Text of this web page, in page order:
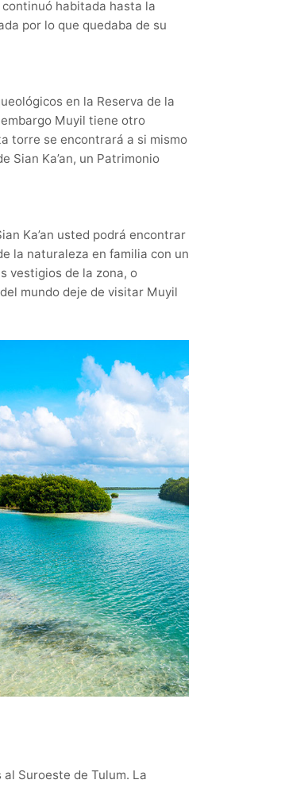
habitada hasta la
por lo que quedaba de su
en la Reserva de la
Muyil tiene otro
torre se encontrará a si mismo
Sian Ka’an, un Patrimonio
Ka’an usted podrá encontrar
la naturaleza en familia con un
vestigios de la zona, o
mundo deje de visitar Muyil
Suroeste de Tulum. La